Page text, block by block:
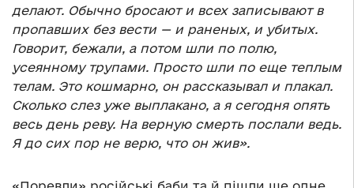
делают. Обычно бросают и всех записывают в
пропавших без вести — и раненых, и убитых.
Говорит, бежали, а потом шли по полю,
усеянному трупами. Просто шли по еще теплым
телам. Это кошмарно, он рассказывал и плакал.
Сколько слез уже выплакано, а я сегодня опять
весь день реву. На верную смерть послали ведь.
Я до сих пор не верю, что он жив».